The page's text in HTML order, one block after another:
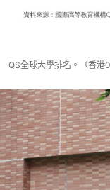
QS全球大學排名。（香港